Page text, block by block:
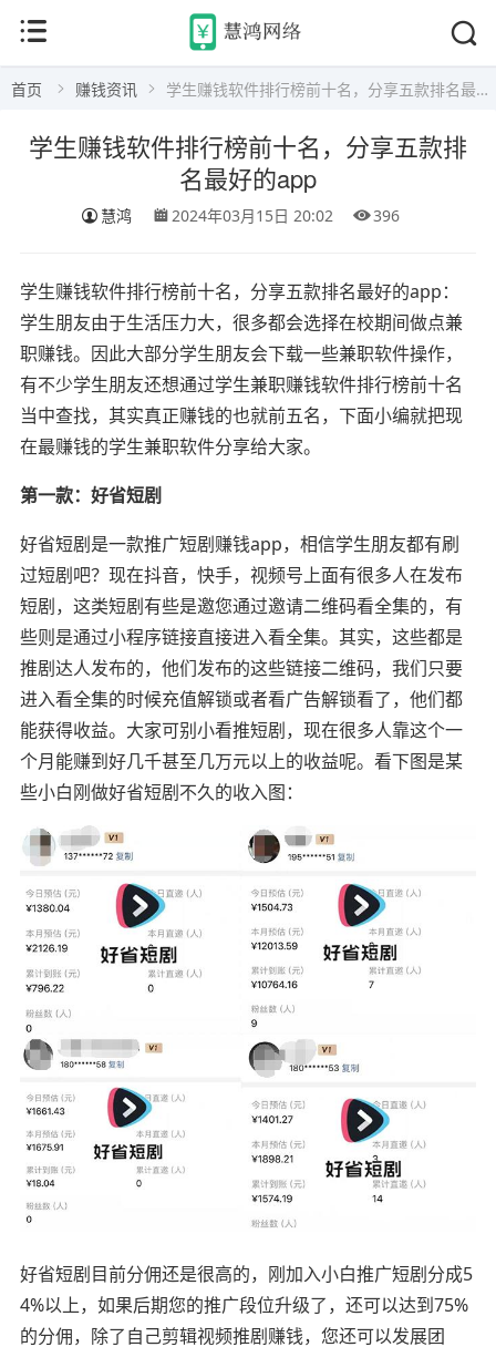
首页 赚钱资讯 学生赚钱软件排行榜前十名，分享五款排名最好的app
学生赚钱软件排行榜前十名，分享五款排
名最好的app
慧鸿 2024年03月15日 20:02 396
学生赚钱软件排行榜前十名，分享五款排名最好的app：
学生朋友由于生活压力大，很多都会选择在校期间做点兼
职赚钱。因此大部分学生朋友会下载一些兼职软件操作，
有不少学生朋友还想通过学生兼职赚钱软件排行榜前十名
当中查找，其实真正赚钱的也就前五名，下面小编就把现
在最赚钱的学生兼职软件分享给大家。
第一款：好省短剧
好省短剧是一款推广短剧赚钱app，相信学生朋友都有刷
过短剧吧？现在抖音，快手，视频号上面有很多人在发布
短剧，这类短剧有些是邀您通过邀请二维码看全集的，有
些则是通过小程序链接直接进入看全集。其实，这些都是
推剧达人发布的，他们发布的这些链接二维码，我们只要
进入看全集的时候充值解锁或者看广告解锁看了，他们都
能获得收益。大家可别小看推短剧，现在很多人靠这个一
个月能赚到好几千甚至几万元以上的收益呢。看下图是某
些小白刚做好省短剧不久的收入图：
好省短剧目前分佣还是很高的，刚加入小白推广短剧分成5
4%以上，如果后期您的推广段位升级了，还可以达到75%
的分佣，除了自己剪辑视频推剧赚钱，您还可以发展团